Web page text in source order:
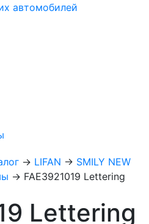
автомобилей
→ LIFAN → SMILY NEW
→ FAE3921019 Lettering
Lettering